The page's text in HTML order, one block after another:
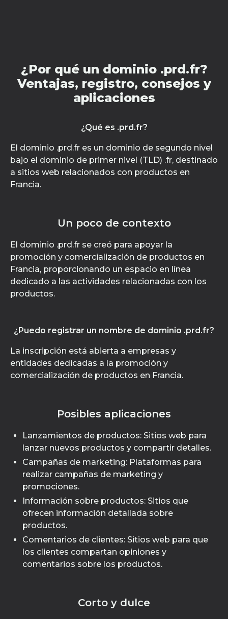
¿Por qué un dominio .prd.fr?
Ventajas, registro, consejos y
aplicaciones
¿Qué es .prd.fr?
El dominio .prd.fr es un dominio de segundo nivel
bajo el dominio de primer nivel (TLD) .fr, destinado
a sitios web relacionados con productos en
Francia.
Un poco de contexto
El dominio .prd.fr se creó para apoyar la
promoción y comercialización de productos en
Francia, proporcionando un espacio en línea
dedicado a las actividades relacionadas con los
productos.
¿Puedo registrar un nombre de dominio .prd.fr?
La inscripción está abierta a empresas y
entidades dedicadas a la promoción y
comercialización de productos en Francia.
Posibles aplicaciones
Lanzamientos de productos: Sitios web para
lanzar nuevos productos y compartir detalles.
Campañas de marketing: Plataformas para
realizar campañas de marketing y
promociones.
Información sobre productos: Sitios que
ofrecen información detallada sobre
productos.
Comentarios de clientes: Sitios web para que
los clientes compartan opiniones y
comentarios sobre los productos.
Corto y dulce